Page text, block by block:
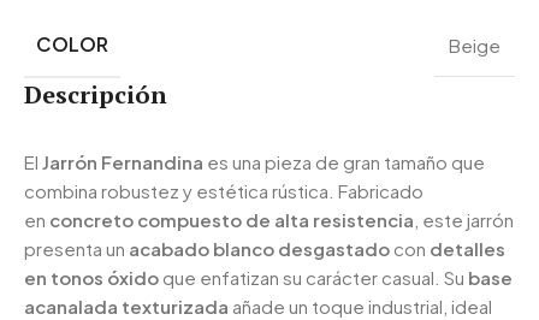
COLOR Beige
Descripción
El Jarrón Fernandina es una pieza de gran tamaño que
combina robustez y estética rústica. Fabricado
en concreto compuesto de alta resistencia , este jarrón
presenta un acabado blanco desgastado con detalles
en tonos óxido que enfatizan su carácter casual. Su base
acanalada texturizada añade un toque industrial, ideal